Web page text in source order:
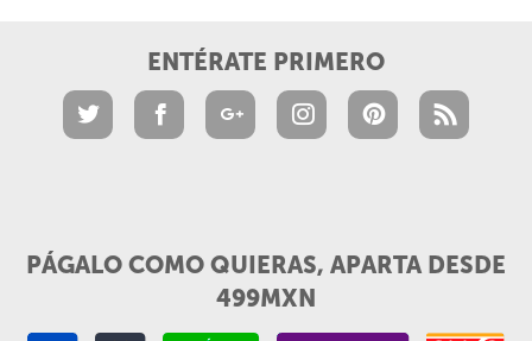
ENTÉRATE PRIMERO
PÁGALO COMO QUIERAS, APARTA DESDE
499MXN